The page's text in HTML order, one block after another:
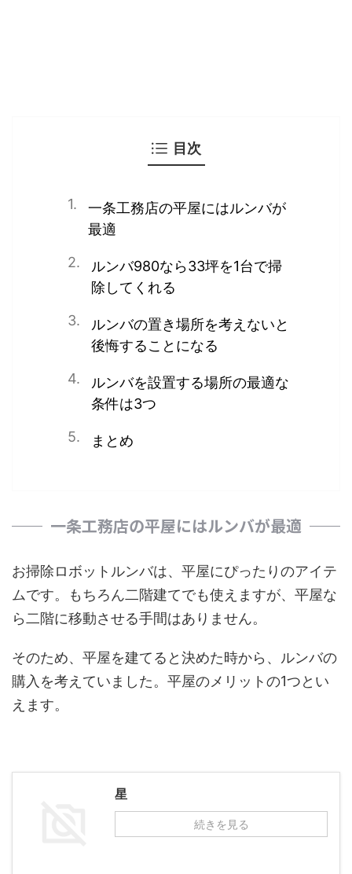
目次
一条工務店の平屋にはルンバが
最適
ルンバ980なら33坪を1台で掃
除してくれる
ルンバの置き場所を考えないと
後悔することになる
ルンバを設置する場所の最適な
条件は3つ
まとめ
一条工務店の平屋にはルンバが最適
お掃除ロボットルンバは、平屋にぴったりのアイテ
ムです。もちろん二階建てでも使えますが、平屋な
ら二階に移動させる手間はありません。
そのため、平屋を建てると決めた時から、ルンバの
購入を考えていました。平屋のメリットの1つとい
えます。
星
続きを見る